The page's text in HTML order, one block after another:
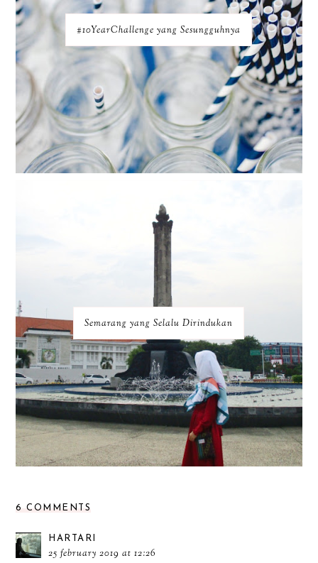
#10YearChallenge yang Sesungguhnya
Semarang yang Selalu Dirindukan
6 COMMENTS
HARTARI
25 february 2019 at 12:26